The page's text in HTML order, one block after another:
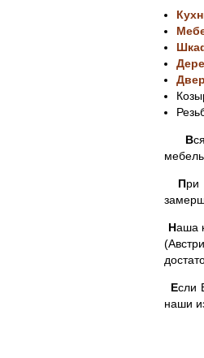
В
При
Наша
Если
наши